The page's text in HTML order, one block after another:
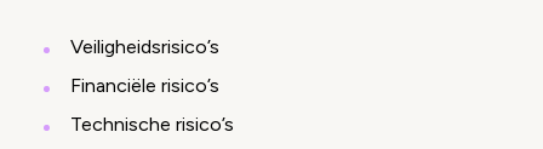
Veiligheidsrisico’s
Financiële risico’s
Technische risico’s